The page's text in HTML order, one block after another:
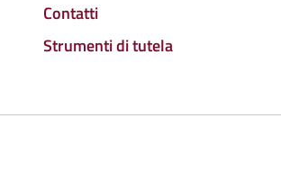
Contatti
Strumenti di tutela